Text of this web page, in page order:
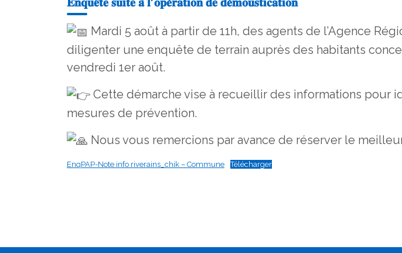
Mardi 5 août à partir de 11h, des agents de l’Agence
diligenter une enquête de terrain auprès des habitants
vendredi 1er août.
Cette démarche vise à recueillir des informations pour
mesures de prévention.
Nous vous remercions par avance de réserver le
EnqPAP-Note info riverains_chik – Commune Télécharger